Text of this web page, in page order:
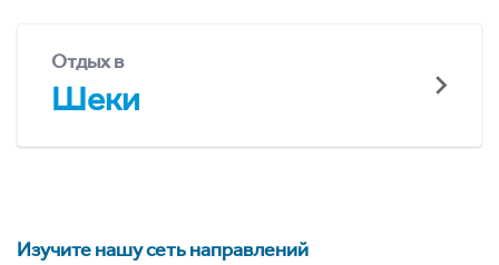
Отдых в
Шеки
Изучите нашу сеть направлений